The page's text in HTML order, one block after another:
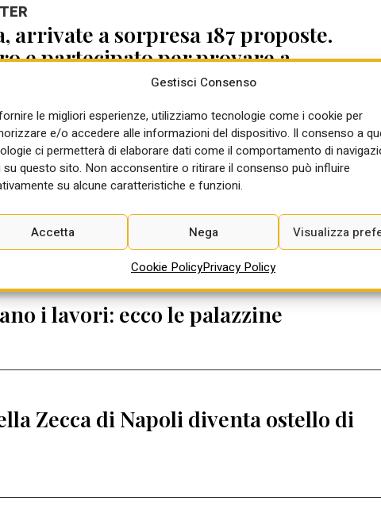
Gestisci Consenso
le migliori esperienze, utilizziamo tecnologie come i cookie per
e/o accedere alle informazioni del dispositivo. Il consenso a
ci permetterà di elaborare dati come il comportamento di
su questo sito. Non acconsentire o ritirare il consenso può influire
su alcune caratteristiche e funzioni.
Accetta Nega Visualizza
Cookie PolicyPrivacy Policy
arrivate a sorpresa 187 proposte.
e partecipato per provare a
livello urbanistico ideale per
di valore sociale ed
di rigenerazione urbana”
i lavori: ecco le palazzine
Zecca di Napoli diventa ostello di